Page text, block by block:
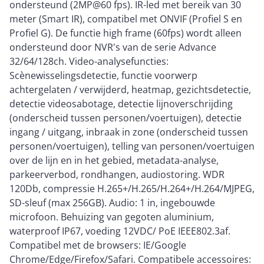
ondersteund (2MP@60 fps). IR-led met bereik van 30
meter (Smart IR), compatibel met ONVIF (Profiel S en
Profiel G). De functie high frame (60fps) wordt alleen
ondersteund door NVR's van de serie Advance
32/64/128ch. Video-analysefuncties:
Scènewisselingsdetectie, functie voorwerp
achtergelaten / verwijderd, heatmap, gezichtsdetectie,
detectie videosabotage, detectie lijnoverschrijding
(onderscheid tussen personen/voertuigen), detectie
ingang / uitgang, inbraak in zone (onderscheid tussen
personen/voertuigen), telling van personen/voertuigen
over de lijn en in het gebied, metadata-analyse,
parkeerverbod, rondhangen, audiostoring. WDR
120Db, compressie H.265+/H.265/H.264+/H.264/MJPEG,
SD-sleuf (max 256GB). Audio: 1 in, ingebouwde
microfoon. Behuizing van gegoten aluminium,
waterproof IP67, voeding 12VDC/ PoE IEEE802.3af.
Compatibel met de browsers: IE/Google
Chrome/Edge/Firefox/Safari. Compatibele accessoires: